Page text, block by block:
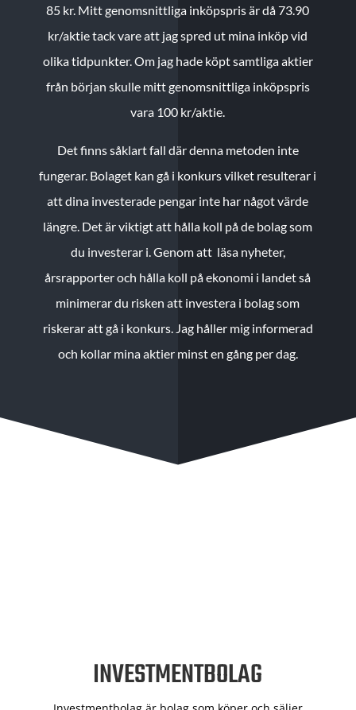
85 kr. Mitt genomsnittliga inköpspris är då 73.90
kr/aktie tack vare att jag spred ut mina inköp vid
olika tidpunkter. Om jag hade köpt samtliga aktier
från början skulle mitt genomsnittliga inköpspris
vara 100 kr/aktie.
Det finns såklart fall där denna metoden inte
fungerar. Bolaget kan gå i konkurs vilket resulterar i
att dina investerade pengar inte har något värde
längre. Det är viktigt att hålla koll på de bolag som
du investerar i. Genom att läsa nyheter,
årsrapporter och hålla koll på ekonomi i landet så
minimerar du risken att investera i bolag som
riskerar att gå i konkurs. Jag håller mig informerad
och kollar mina aktier minst en gång per dag.
INVESTMENTBOLAG